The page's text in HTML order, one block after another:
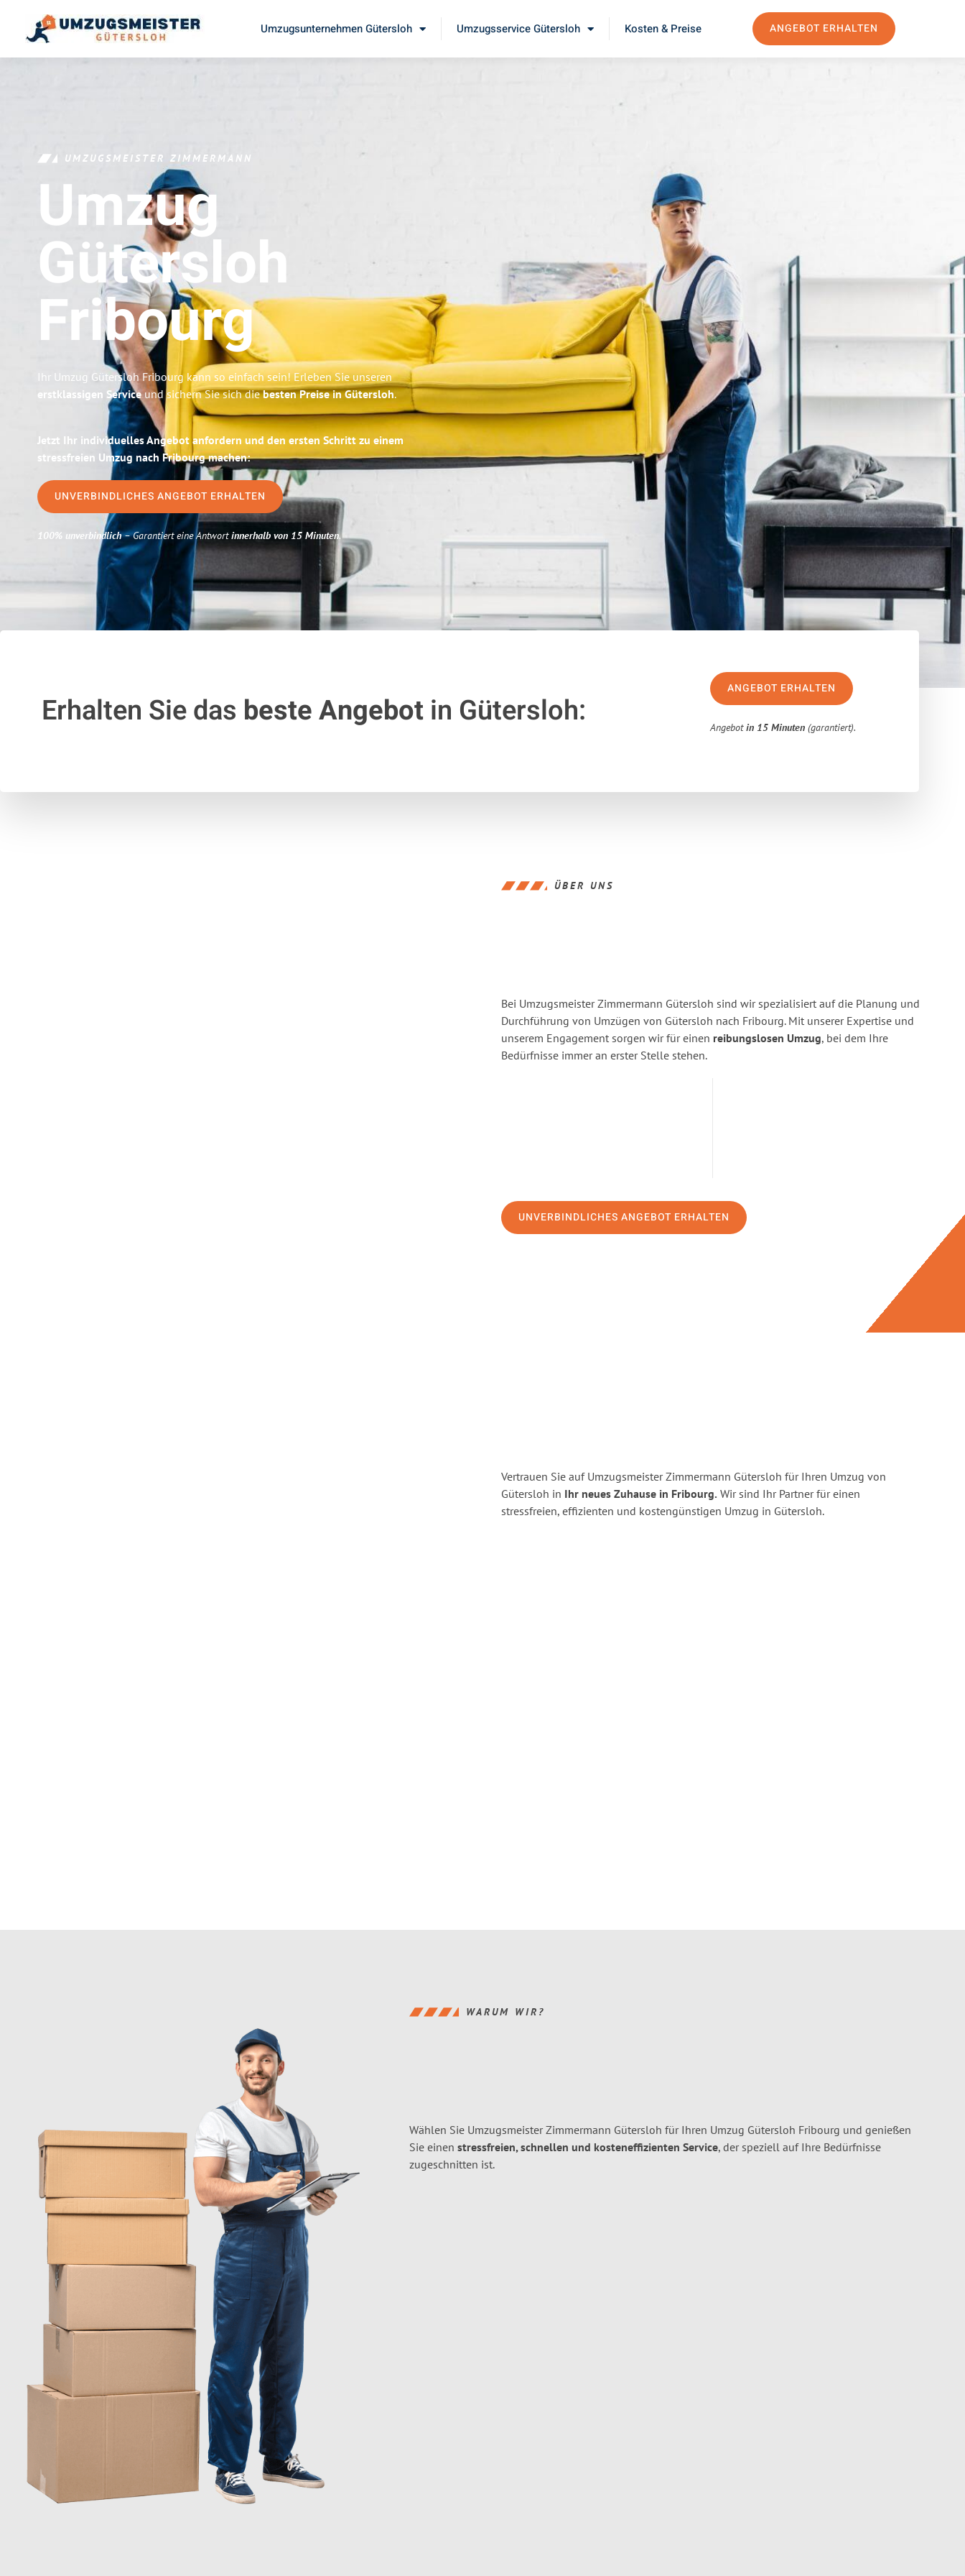
Umzugsunternehmen Gütersloh Umzugsservice Gütersloh Kosten & Preise ANGEBOT ERHALTEN
UMZUGSMEISTER ZIMMERMANN
Umzug
Gütersloh
Fribourg
Ihr Umzug Gütersloh Fribourg kann so einfach sein! Erleben Sie unseren
erstklassigen Serviceund sichern Sie sich diebesten Preise in Gütersloh.
Jetzt Ihr individuelles Angebot anfordern und den ersten Schritt zu einem
stressfreien Umzug nach Fribourg machen:
UNVERBINDLICHES ANGEBOT ERHALTEN
100% unverbindlich– Garantiert eine Antwortinnerhalb von 15 Minuten.
Erhalten Sie das beste Angebotin Gütersloh:
ANGEBOT ERHALTEN
Angebotin 15 Minuten (garantiert).
ÜBER UNS
Bei Umzugsmeister Zimmermann Gütersloh sind wir spezialisiert auf die Planung und
Durchführung von Umzügen von Gütersloh nach Fribourg. Mit unserer Expertise und
unserem Engagement sorgen wir für einen reibungslosen Umzug, bei dem Ihre
Bedürfnisse immer an erster Stelle stehen.
UNVERBINDLICHES ANGEBOT ERHALTEN
Vertrauen Sie auf Umzugsmeister Zimmermann Gütersloh für Ihren Umzug von
Gütersloh in Ihr neues Zuhause in Fribourg. Wir sind Ihr Partner für einen
stressfreien, effizienten und kostengünstigen Umzug in Gütersloh.
WARUM WIR?
Wählen Sie Umzugsmeister Zimmermann Gütersloh für Ihren Umzug Gütersloh Fribourg und genießen
Sie einen stressfreien, schnellen und kosteneffizienten Service, der speziell auf Ihre Bedürfnisse
zugeschnitten ist.